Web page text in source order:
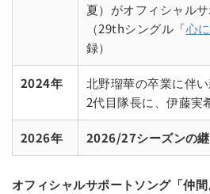
夏）がオフィシャル
（29thシングル「心
録）
2024年
北野瑠華の卒業に伴
2代目隊長に、伊藤実
2026年 2026/27シーズンの継
オフィシャルサポートソング「仲間